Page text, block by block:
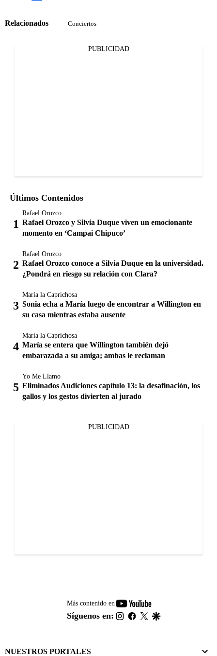
Relacionados Conciertos
PUBLICIDAD
Últimos Contenidos
Rafael Orozco
Rafael Orozco y Silvia Duque viven un emocionante
momento en ‘Campai Chipuco’
Rafael Orozco
Rafael Orozco conoce a Silvia Duque en la universidad.
¿Pondrá en riesgo su relación con Clara?
María la Caprichosa
Sonia echa a María luego de encontrar a Willington en
su casa mientras estaba ausente
María la Caprichosa
María se entera que Willington también dejó
embarazada a su amiga; ambas le reclaman
Yo Me Llamo
Eliminados Audiciones capítulo 13: la desafinación, los
gallos y los gestos divierten al jurado
PUBLICIDAD
Más contenido en
youtube-
footer
Síguenos en: instagram
facebook
twitter
NUESTROS PORTALES